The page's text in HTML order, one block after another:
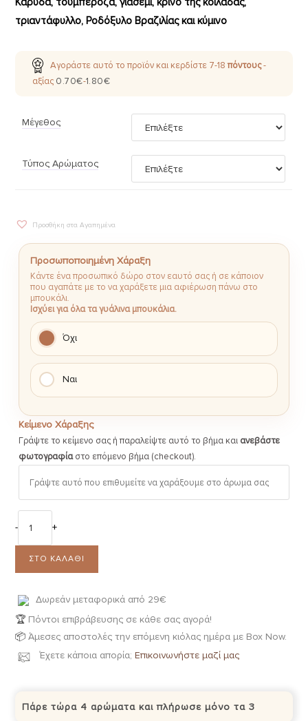
τριαντάφυλλο, Ροδόξυλο Βραζιλίας και κύμινο
Αγοράστε αυτό το προϊόν και κερδίστε 7-18 πόντους-
αξίας 0.70€-1.80€
Μέγεθος
Τύπος Αρώματος
Προσθήκη στα Αγαπημένα
Προσωποποιημένη Χάραξη
Κάντε ένα προσωπικό δώρο στον εαυτό σας ή σε κάποιον
που αγαπάτε με το να χαράξετε μια αφιέρωση πάνω στο
μπουκάλι.
Ισχύει για όλα τα γυάλινα μπουκάλια.
Όχι
Ναι
Κείμενο Χάραξης
Γράψτε το κείμενο σας ή παραλείψτε αυτό το βήμα και ανεβάστε
φωτογραφίαστο επόμενο βήμα (checkout).
- +
ΣΤΟ ΚΑΛΆΘΙ
Δωρεάν μεταφορικά από 29€
🏆 Πόντοι επιβράβευσης σε κάθε σας αγορά!
📦 Άμεσες αποστολές την επόμενη κιόλας ημέρα με Box Now.
Έχετε κάποια απορία;Επικοινωνήστε μαζί μας
Πάρε τώρα 4 αρώματα και πλήρωσε μόνο τα 3